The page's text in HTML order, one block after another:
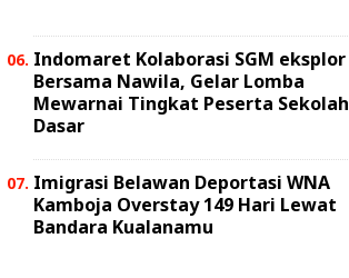
Indomaret Kolaborasi SGM eksplor
Bersama Nawila, Gelar Lomba
Mewarnai Tingkat Peserta Sekolah
Dasar
Imigrasi Belawan Deportasi WNA
Kamboja Overstay 149 Hari Lewat
Bandara Kualanamu